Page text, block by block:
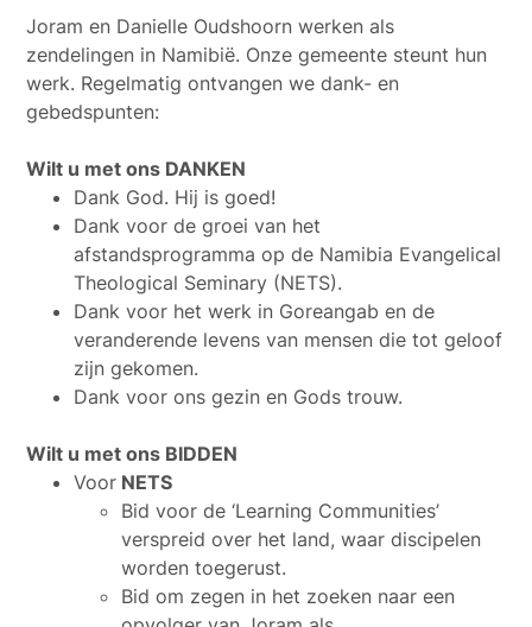
Joram en Danielle Oudshoorn werken als
zendelingen in Namibië. Onze gemeente steunt hun
werk. Regelmatig ontvangen we dank- en
gebedspunten:
Wilt u met ons DANKEN
Dank God. Hij is goed!
Dank voor de groei van het
afstandsprogramma op de Namibia Evangelical
Theological Seminary (NETS).
Dank voor het werk in Goreangab en de
veranderende levens van mensen die tot geloof
zijn gekomen.
Dank voor ons gezin en Gods trouw.
Wilt u met ons BIDDEN
Voor NETS
Bid voor de ‘Learning Communities’
verspreid over het land, waar discipelen
worden toegerust.
Bid om zegen in het zoeken naar een